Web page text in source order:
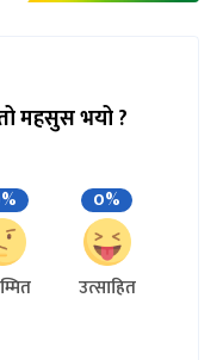
महसुस भयो ?
0%
उत्साहित